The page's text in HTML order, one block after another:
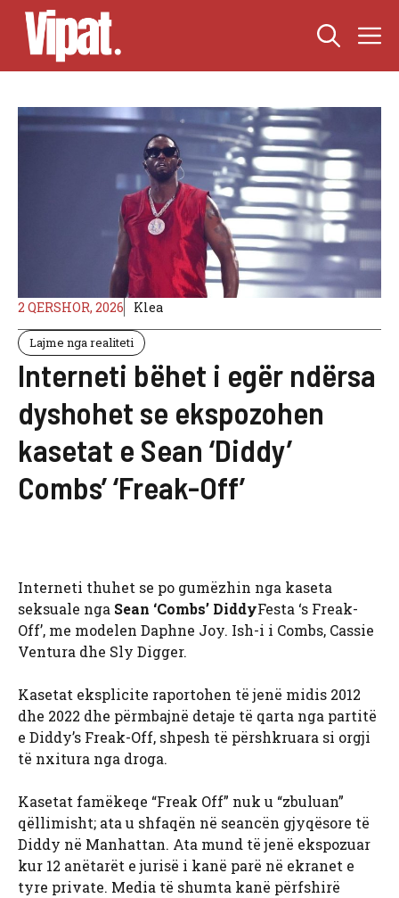
Skip
content
2 QERSHOR, 2026 Klea
Lajme nga realiteti
Interneti bëhet i egër ndërsa
dyshohet se ekspozohen
kasetat e Sean ‘Diddy’
Combs’ ‘Freak-Off’
Interneti thuhet se po gumëzhin nga kaseta
seksuale nga Sean ‘Combs’ DiddyFesta ‘s Freak-
Off’, me modelen Daphne Joy. Ish-i i Combs, Cassie
Ventura dhe Sly Digger.
Kasetat eksplicite raportohen të jenë midis 2012
dhe 2022 dhe përmbajnë detaje të qarta nga partitë
e Diddy’s Freak-Off, shpesh të përshkruara si orgji
të nxitura nga droga.
Kasetat famëkeqe “Freak Off” nuk u “zbuluan”
qëllimisht; ata u shfaqën në seancën gjyqësore të
Diddy në Manhattan. Ata mund të jenë ekspozuar
kur 12 anëtarët e jurisë i kanë parë në ekranet e
tyre private. Media të shumta kanë përfshirë